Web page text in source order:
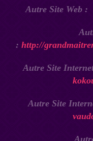
Autre Site Web :
: http://
Autre Site
Autre Site